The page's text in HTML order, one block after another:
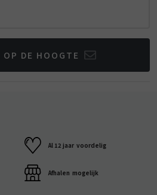
OP DE HOOGTE
Al 12 jaar voordelig
Afhalen mogelijk